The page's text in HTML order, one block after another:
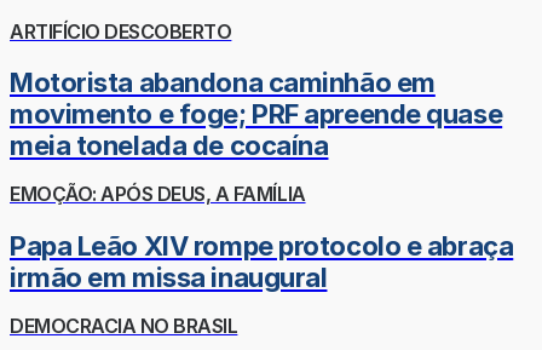
ARTIFÍCIO DESCOBERTO
Motorista abandona caminhão em
movimento e foge; PRF apreende quase
meia tonelada de cocaína
EMOÇÃO: APÓS DEUS, A FAMÍLIA
Papa Leão XIV rompe protocolo e abraça
irmão em missa inaugural
DEMOCRACIA NO BRASIL